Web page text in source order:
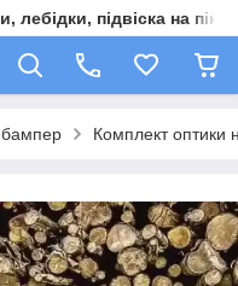
підвіска на пікап
Комплект оптики